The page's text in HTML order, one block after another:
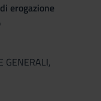
erogazione
GENERALI,